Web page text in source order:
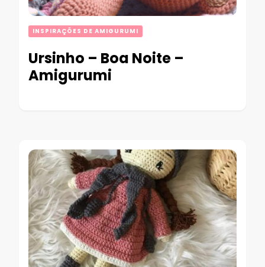
INSPIRAÇÕES DE AMIGURUMI
Ursinho – Boa Noite –
Amigurumi